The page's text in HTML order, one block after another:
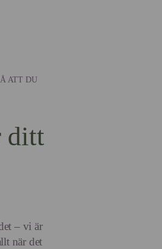
ATT DU
ditt
– vi är
när det